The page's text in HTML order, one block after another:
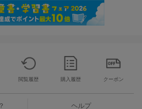
閲覧履歴 購入履歴 クーポン
ヘルプ